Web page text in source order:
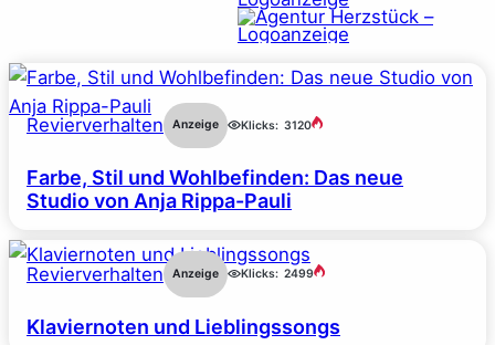
Revierverhalten Anzeige Klicks: 3120
Farbe, Stil und Wohlbefinden: Das neue
Studio von Anja Rippa-Pauli
Revierverhalten Anzeige Klicks: 2499
Klaviernoten und Lieblingssongs